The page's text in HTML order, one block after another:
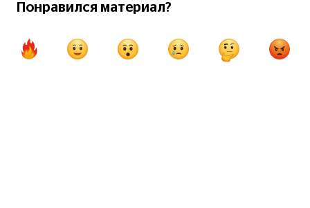
Понравился материал?